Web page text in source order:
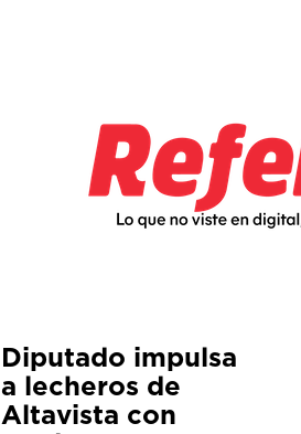
Diputado impulsa
a lecheros de
Altavista con